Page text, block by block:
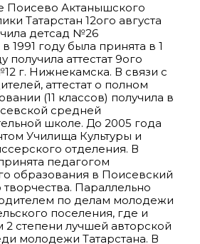
Поисево Актанышского
Татарстан 12ого августа
детсад №26
1991 году была принята в 1
получила аттестат 9ого
г. Нижнекамска. В связи с
аттестат о полном
(11 классов) получила в
средней
школе. До 2005 года
Училища Культуры и
отделения. В
педагогом
образования в Поисевский
Параллельно
по делам молодежи
поселения, где и
2 степени лучшей авторской
молодежи Татарстана. В